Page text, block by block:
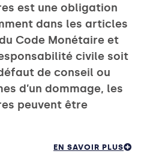
est une obligation
dans les articles
du Code Monétaire et
civile soit
de conseil ou
d’un dommage, les
peuvent être
EN SAVOIR PLUS